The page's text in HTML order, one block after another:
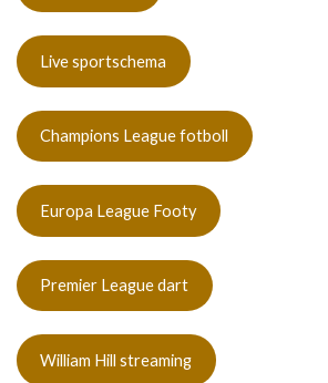
Live sportschema
Champions League fotboll
Europa League Footy
Premier League dart
William Hill streaming